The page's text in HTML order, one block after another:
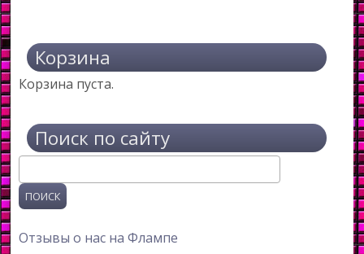
Корзина
Корзина пуста.
Поиск по сайту
Отзывы о нас на Флампе